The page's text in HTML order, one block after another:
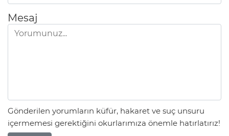
Mesaj
Gönderilen yorumların küfür, hakaret ve suç unsuru
içermemesi gerektiğini okurlarımıza önemle hatırlatırız!